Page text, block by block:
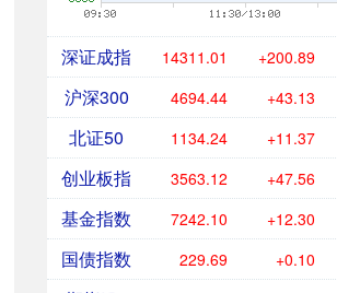
深证成指 14311.01 +200.89
沪深300 4694.44 +43.13
北证50 1134.24 +11.37
创业板指 3563.12 +47.56
基金指数 7242.10 +12.30
国债指数 229.69 +0.10